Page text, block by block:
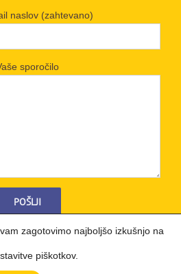
naslov (zahtevano)
sporočilo
zagotovimo najboljšo izkušnjo na
piškotkov.